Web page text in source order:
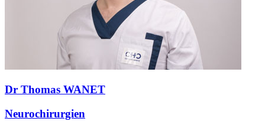
Dr Thomas WANET
Neurochirurgien